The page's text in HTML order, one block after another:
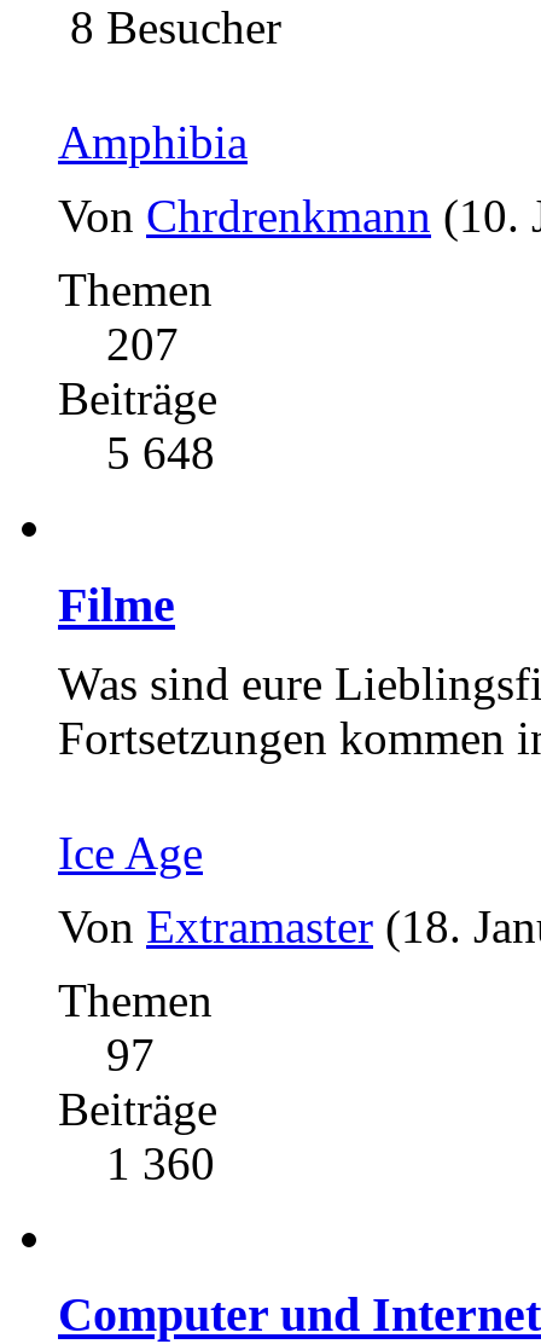
8 Besucher
Amphibia
Von Chrdrenkmann (10.
Themen
207
Beiträge
5 648
Filme
Was sind eure
Fortsetzungen kommen
Ice Age
Von Extramaster (18.
Themen
97
Beiträge
1 360
Computer und Internet